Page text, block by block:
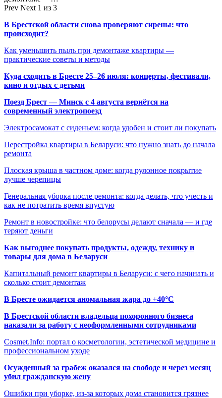
Prev Next 1 из 3
В Брестской области снова проверяют сирены: что
происходит?
Как уменьшить пыль при демонтаже квартиры —
практические советы и методы
Куда сходить в Бресте 25–26 июля: концерты, фестивали,
кино и отдых с детьми
Поезд Брест — Минск с 4 августа вернётся на
современный электропоезд
Электросамокат с сиденьем: когда удобен и стоит ли покупать
Перестройка квартиры в Беларуси: что нужно знать до начала
ремонта
Плоская крыша в частном доме: когда рулонное покрытие
лучше черепицы
Генеральная уборка после ремонта: когда делать, что учесть и
как не потратить время впустую
Ремонт в новостройке: что белорусы делают сначала — и где
теряют деньги
Как выгоднее покупать продукты, одежду, технику и
товары для дома в Беларуси
Капитальный ремонт квартиры в Беларуси: с чего начинать и
сколько стоит демонтаж
В Бресте ожидается аномальная жара до +40°C
В Брестской области владельца похоронного бизнеса
наказали за работу с неоформленными сотрудниками
Cosmet.Info: портал о косметологии, эстетической медицине и
профессиональном уходе
Осужденный за грабеж оказался на свободе и через месяц
убил гражданскую жену
Ошибки при уборке, из-за которых дома становится грязнее